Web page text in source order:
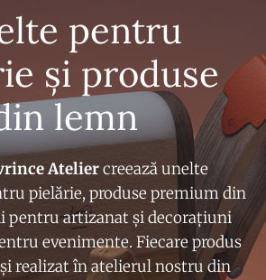
pentru
și produse
lemn
Ateliercreează unelte
pielărie, produse premium din
pentru artizanat și decorațiuni
evenimente. Fiecare produs
realizat în atelierul nostru din